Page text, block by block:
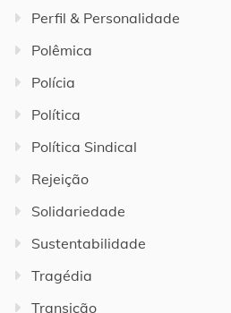
Perfil & Personalidade
Polêmica
Polícia
Política
Política Sindical
Rejeição
Solidariedade
Sustentabilidade
Tragédia
Transição